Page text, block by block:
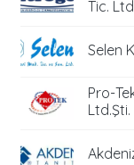
Tic.
Selen
Pro-
Ltd.Şti.